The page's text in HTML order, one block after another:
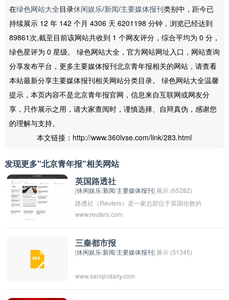
在绿色网站大全目录休闲娱乐/新闻/主要媒体报刊类别中，距今已
持续展示 12 年 142 个月 4306 天 6201198 分钟，浏览已经达到
89861次,截至目前该网站共收到 1 个网友评分，综合平均为 0 分，
绿色星评为 0 星级。 绿色网站大全，官方网站网址入口，网站查询
分享发布平台，更多主要媒体报刊北京青年报相关的网站，请查看
本站最新分享主要媒体报刊相关网站分类目录。 绿色网站大全温馨
提示，本页内容不是北京青年报官网，信息来自互联网或网友分
享，只作展示之用，请大家查阅时，谨慎选择、自辩真伪，感谢您
的理解与支持。
本文链接：http://www.360lvse.com/link/283.html
发现更多"北京青年报"相关网站
英国路透社
[休闲娱乐/新闻/主要媒体报刊] 展示 (65282)
路透社（Reuters）是一家总部位于英国伦敦的
国际性通讯社，成立于1851年，是全球最大的多
面的新闻报道闻名于世，涵盖了全球范围内的新
闻、金融、市场和政治事件。它的新闻稿件被全
着深远的影响力。
www.reuters.com
三秦都市报
[休闲娱乐/新闻/主要媒体报刊] 展示 (31345)
www.sanqindaily.com